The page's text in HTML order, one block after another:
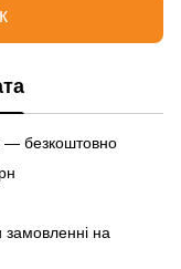
— безкоштовно
на